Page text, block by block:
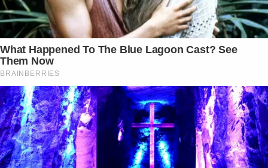
What Happened To The Blue Lagoon Cast? See
Them Now
BRAINBERRIES